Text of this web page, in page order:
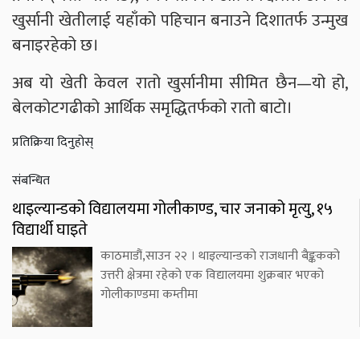
खुर्सानी खेतीलाई यहाँको पहिचान बनाउने दिशातर्फ उन्मुख
बनाइरहेको छ।
अब यो खेती केवल रातो खुर्सानीमा सीमित छैन—यो हो,
बेलकोटगढीको आर्थिक समृद्धितर्फको रातो बाटो।
प्रतिक्रिया दिनुहोस्
संबन्धित
थाइल्यान्डको विद्यालयमा गोलीकाण्ड, चार जनाको मृत्यु, १५
विद्यार्थी घाइते
काठमाडौं,साउन २२ । थाइल्यान्डको राजधानी बैङ्ककको
उत्तरी क्षेत्रमा रहेको एक विद्यालयमा शुक्रबार भएको
गोलीकाण्डमा कम्तीमा